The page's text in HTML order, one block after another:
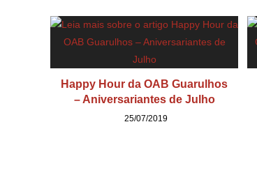
Happy Hour da OAB Guarulhos
– Aniversariantes de Julho
25/07/2019